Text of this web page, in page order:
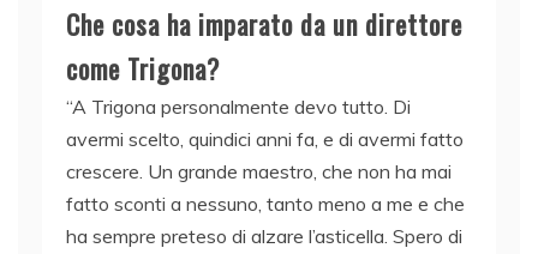
Che cosa ha imparato da un direttore
come Trigona?
“A Trigona personalmente devo tutto. Di
avermi scelto, quindici anni fa, e di avermi fatto
crescere. Un grande maestro, che non ha mai
fatto sconti a nessuno, tanto meno a me e che
ha sempre preteso di alzare l’asticella. Spero di